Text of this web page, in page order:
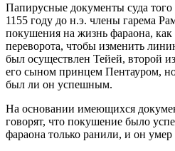
Папирусные документы суда того
1155 году до н.э. члены гарема
покушения на жизнь фараона, как
переворота, чтобы изменить
был осуществлен Тейей, второй
его сыном принцем Пентауром,
был ли он успешным.
На основании имеющихся
говорят, что покушение было
фараона только ранили, и он